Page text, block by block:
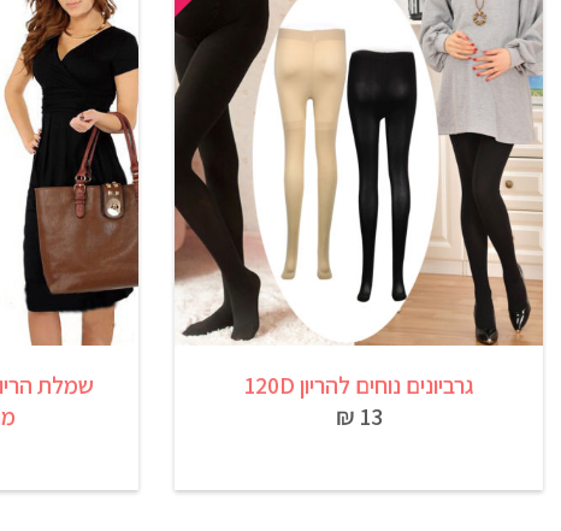
גרביונים נוחים להריון 120D
13 ₪
שמלת